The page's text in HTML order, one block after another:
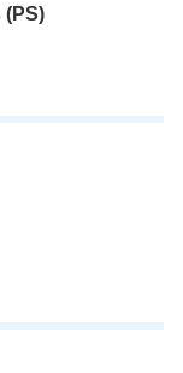
(PS)